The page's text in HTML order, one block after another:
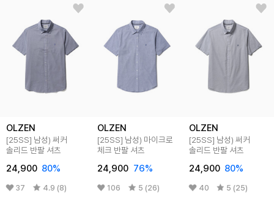
OLZEN
[25SS] 남성) 써커
솔리드 반팔 셔츠
24,900 80%
37 4.9 (8)
OLZEN
[25SS] 남성) 마이크로
체크 반팔 셔츠
24,900 76%
106 5 (26)
OLZEN
[25SS] 남성) 써커
솔리드 반팔 셔츠
24,900 80%
40 5 (25)